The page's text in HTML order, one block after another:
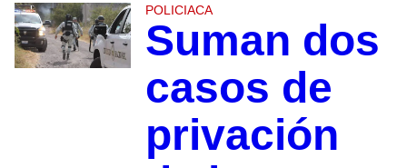
POLICIACA
Suman dos
casos de
privación